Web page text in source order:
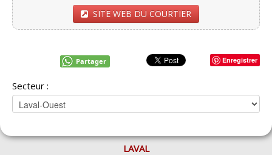
SITE WEB DU COURTIER
Enregistrer
Partager
Secteur :
LAVAL